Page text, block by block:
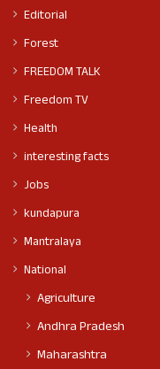
Editorial
Forest
FREEDOM TALK
Freedom TV
Health
interesting facts
Jobs
kundapura
Mantralaya
National
Agriculture
Andhra Pradesh
Maharashtra